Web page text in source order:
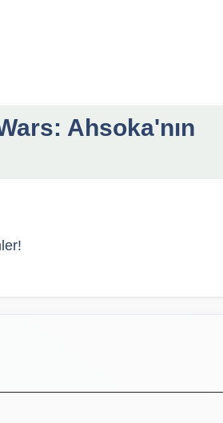
Ahsoka'nın